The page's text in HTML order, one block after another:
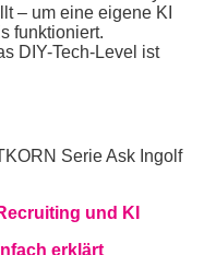
– um eine eigene KI
funktioniert.
DIY-Tech-Level ist
Serie Ask Ingolf
und KI
erklärt